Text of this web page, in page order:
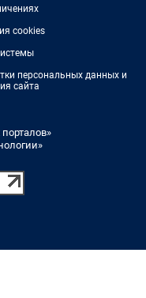
cookies
персональных данных и
сайта